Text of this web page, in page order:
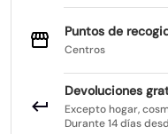
Puntos de
Centros
Devoluciones
Excepto hogar,
Durante 14 días